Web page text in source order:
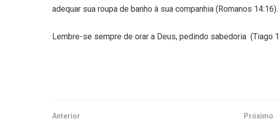
adequar sua roupa de banho à sua companhia (Romanos 14:16).
Lembre-se sempre de orar a Deus, pedindo sabedoria (Tiago
Anterior Próximo